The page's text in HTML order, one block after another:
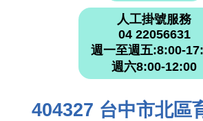
人工掛號服務
04 22056631
週一至週五:8:00-
週六8:00-12:00
404327 台中市北區